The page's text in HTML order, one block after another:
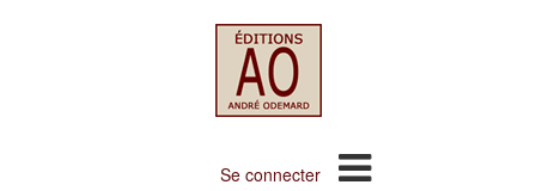
Se connecter